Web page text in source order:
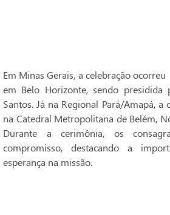
Em Minas Gerais, a celebração
em Belo Horizonte, sendo
Santos. Já na Regional Pará/Amapá, a
na Catedral Metropolitana de Belém,
Durante a cerimônia, os
compromisso, destacando a
esperança na missão.